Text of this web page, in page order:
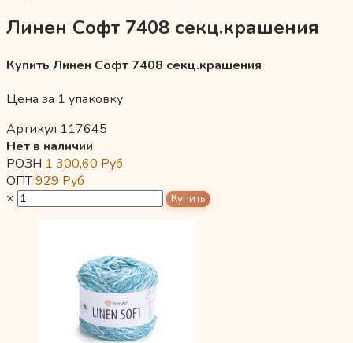
Линен Софт 7408 секц.крашения
Купить Линен Софт 7408 секц.крашения
Цена за 1 упаковку
Артикул 117645
Нет в наличии
РОЗН 1 300,60 Руб
ОПТ929 Руб
×